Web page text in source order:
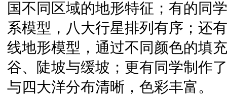
国不同区域的地形特征；有的同
系模型，八大行星排列有序；还
线地形模型，通过不同颜色的填
谷、陡坡与缓坡；更有同学制作
与四大洋分布清晰，色彩丰富。